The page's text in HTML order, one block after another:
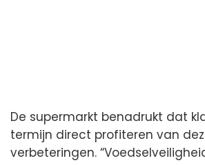
De supermarkt benadrukt dat
termijn direct profiteren van
verbeteringen.